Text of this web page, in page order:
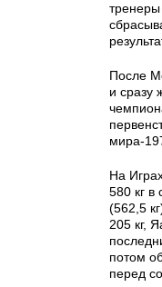
После
и сразу
мира-
На
580 кг в
(562,5
205 кг,
потом
перед